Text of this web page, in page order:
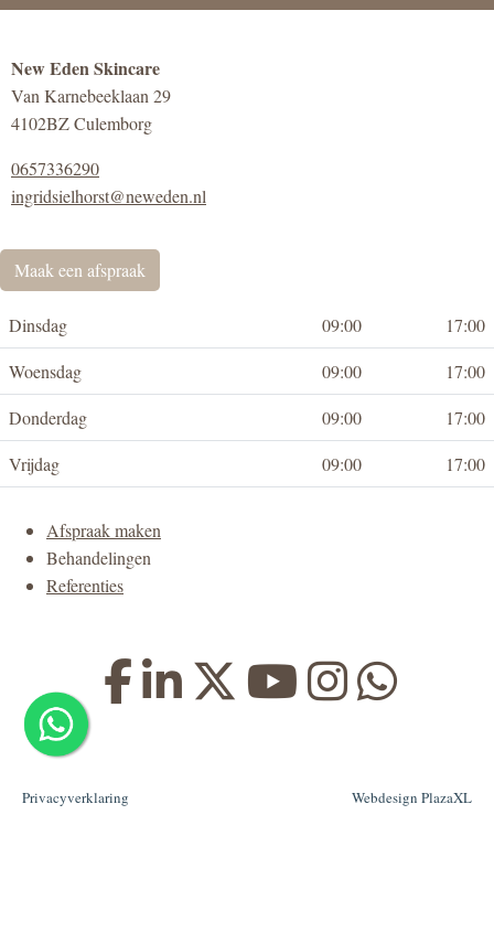
New Eden Skincare
Van Karnebeeklaan 29
4102BZ Culemborg
0657336290
ingridsielhorst@neweden.nl
Maak een afspraak
Dinsdag 09:00
17:00
Woensdag
09:00
17:00
Donderdag
09:00
17:00
Vrijdag
09:00 17:00
Afspraak maken
Behandelingen
Referenties
Privacyverklaring Webdesign PlazaXL